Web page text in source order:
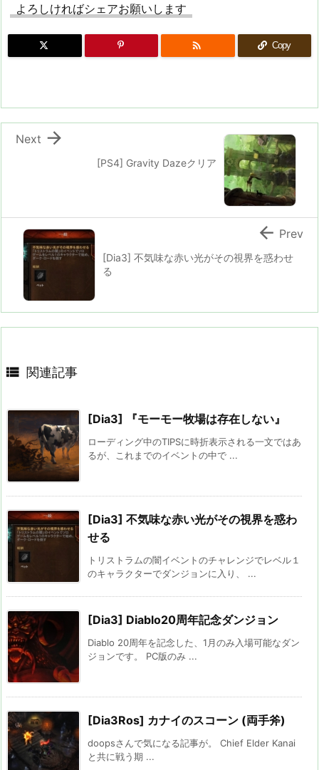
よろしければシェアお願いします
 Copy
[PS4] Gravity Dazeクリア

Next
[Dia3] 不気味な赤い光がその視界を惑わせ
る
 Prev
 関連記事
[Dia3] 『モーモー牧場は存在しない』
ローディング中のTIPSに時折表示される一文ではあ
るが、これまでのイベントの中で ...
[Dia3] 不気味な赤い光がその視界を惑わ
せる
トリストラムの闇イベントのチャレンジでレベル１
のキャラクターでダンジョンに入り、 ...
[Dia3] Diablo20周年記念ダンジョン
Diablo 20周年を記念した、1月のみ入場可能なダン
ジョンです。 PC版のみ ...
[Dia3Ros] カナイのスコーン (両手斧)
doopsさんで気になる記事が。 Chief Elder Kanai
と共に戦う期 ...